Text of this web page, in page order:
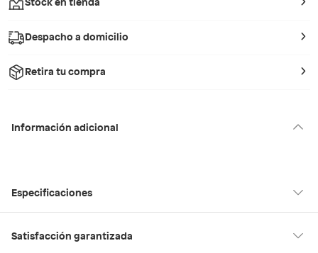
Despacho a domicilio
Retira tu compra
Información adicional
Especificaciones
Hecho en
Satisfacción garantizada